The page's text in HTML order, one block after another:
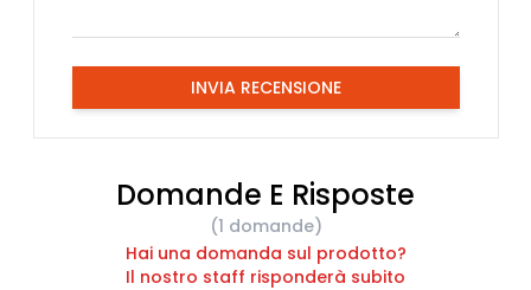
INVIA RECENSIONE
Domande E Risposte
(1 domande)
Hai una domanda sul prodotto?
Il nostro staff risponderà subito